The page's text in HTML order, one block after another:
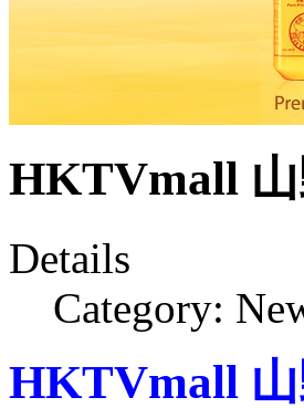
HKTVmall
Details
Category:
HKTVmall